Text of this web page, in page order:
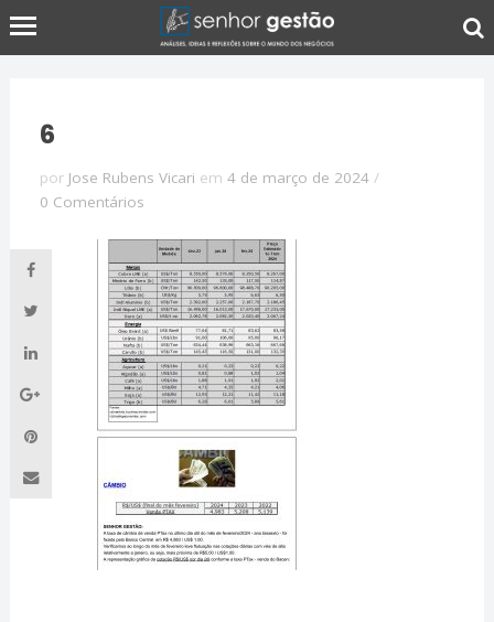
6
por Jose Rubens Vicari em 4 de março de 2024 /
0 Comentários